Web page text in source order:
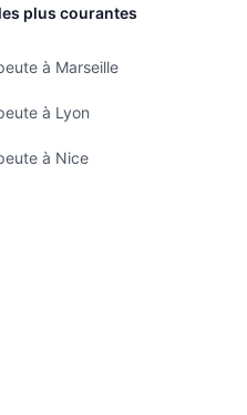
plus courantes
à Marseille
à Lyon
à Nice